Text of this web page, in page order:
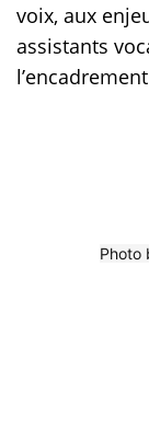
voix, aux
assistants
Photo